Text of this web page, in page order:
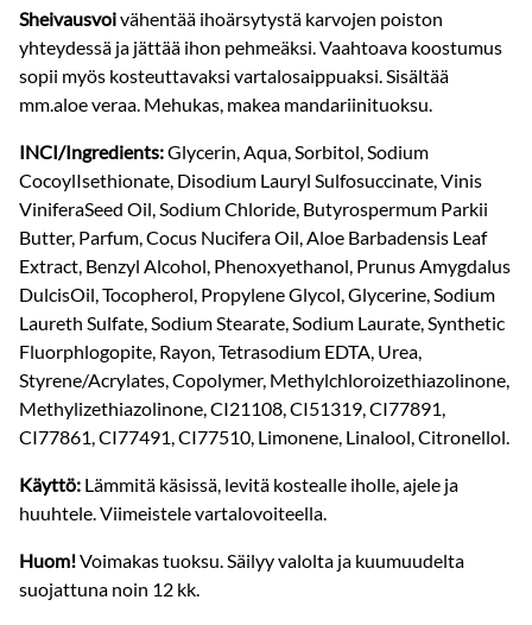
Sheivausvoivähentää ihoärsytystä karvojen poiston
yhteydessä ja jättää ihon pehmeäksi. Vaahtoava koostumus
sopii myös kosteuttavaksi vartalosaippuaksi. Sisältää
mm.aloe veraa. Mehukas, makea mandariinituoksu.
INCI/Ingredients:Glycerin, Aqua, Sorbitol, Sodium
CocoylIsethionate, Disodium Lauryl Sulfosuccinate, Vinis
ViniferaSeed Oil, Sodium Chloride, Butyrospermum Parkii
Butter, Parfum, Cocus Nucifera Oil, Aloe Barbadensis Leaf
Extract, Benzyl Alcohol, Phenoxyethanol, Prunus Amygdalus
DulcisOil, Tocopherol, Propylene Glycol, Glycerine, Sodium
Laureth Sulfate, Sodium Stearate, Sodium Laurate, Synthetic
Fluorphlogopite, Rayon, Tetrasodium EDTA, Urea,
Styrene/Acrylates, Copolymer, Methylchloroizethiazolinone,
Methylizethiazolinone, CI21108, CI51319, CI77891,
CI77861, CI77491, CI77510, Limonene, Linalool, Citronellol.
Käyttö: Lämmitä käsissä, levitä kostealle iholle, ajele ja
huuhtele. Viimeistele vartalovoiteella.
Huom!Voimakas tuoksu. Säilyy valolta ja kuumuudelta
suojattuna noin 12 kk.